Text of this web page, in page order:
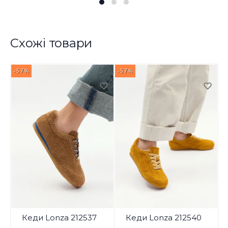
Схожі товари
-57%
Кеди Lonza 212537
-57%
Кеди Lonza 212540